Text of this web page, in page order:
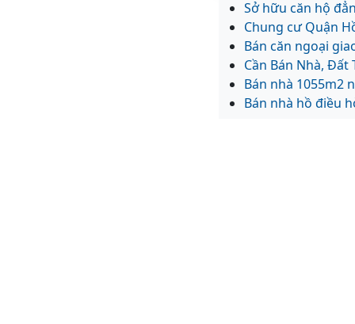
Sở hữu căn hộ
Chung cư Quận
Bán căn ngoại
Cần Bán Nhà,
Bán nhà 1055m2
Bán nhà hồ điều